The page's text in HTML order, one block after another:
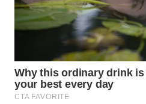
KARAWANG
WN
BOGOR